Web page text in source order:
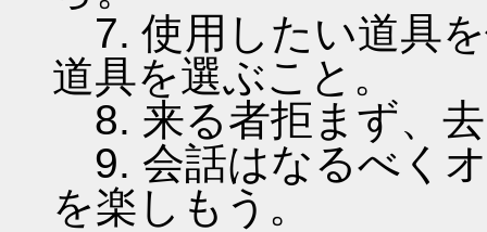
7. 使用したい道具
道具を選ぶこと。
8. 来る者拒まず、
9. 会話はなるべく
を楽しもう。